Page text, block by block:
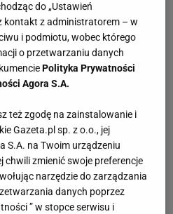
do „Ustawień
kontakt z administratorem – w
i podmiotu, wobec którego
o przetwarzaniu danych
Polityka Prywatności
Agora S.A.
też zgodę na zainstalowanie i
Gazeta.pl sp. z o.o., jej
S.A. na Twoim urządzeniu
chwili zmienić swoje preferencje
narzędzie do zarządzania
danych poprzez
” w stopce serwisu i